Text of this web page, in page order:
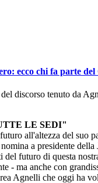
ecco chi fa parte del
discorso tenuto da
LE SEDI"
all'altezza del suo
a presidente
futuro di questa
- ma anche con
Agnelli che oggi ha